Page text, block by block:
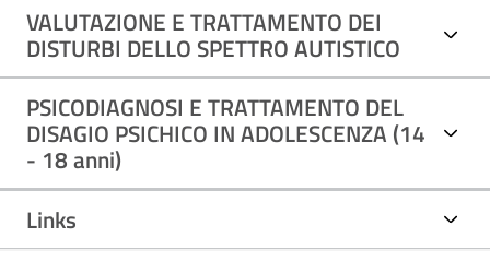
del Tribunale dei Minori o Ordinario, percorsi di continuità
assistenziale per persone fragili o disabili. Presso il SerD e la
Riabilitazione delle Dipendenze possono essere accolte
situazioni di consumo di sostanze illecite, abuso di alcol,
gioco d'azzardo.
VALUTAZIONE E TRATTAMENTO DEI
DISTURBI DELLO SPETTRO AUTISTICO
PSICODIAGNOSI E TRATTAMENTO DEL
DISAGIO PSICHICO IN ADOLESCENZA (14
- 18 anni)
Links